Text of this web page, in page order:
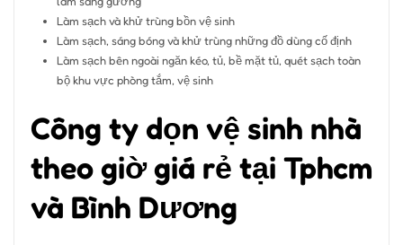
Làm sạch và khử trùng bồn vệ sinh
Làm sạch, sáng bóng và khử trùng những đồ dùng cố định
Làm sạch bên ngoài ngăn kéo, tủ, bề mặt tủ, quét sạch toàn
bộ khu vực phòng tắm, vệ sinh
Công ty dọn vệ sinh nhà
theo giờ giá rẻ tại Tphcm
và Bình Dương